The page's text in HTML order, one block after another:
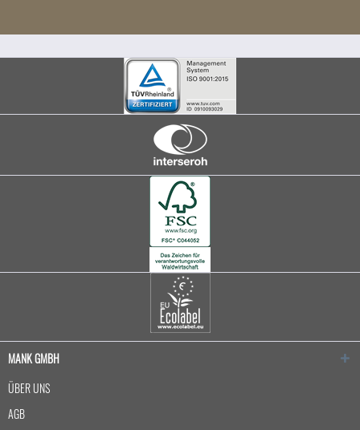
MANK GMBH
ÜBER UNS
AGB